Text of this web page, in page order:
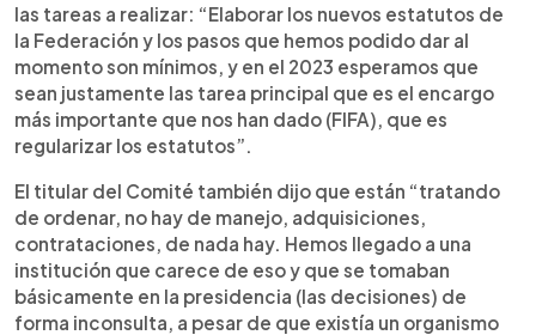
las tareas a realizar: “Elaborar los nuevos estatutos de
la Federación y los pasos que hemos podido dar al
momento son mínimos, y en el 2023 esperamos que
sean justamente las tarea principal que es el encargo
más importante que nos han dado (FIFA), que es
regularizar los estatutos”.
El titular del Comité también dijo que están “tratando
de ordenar, no hay de manejo, adquisiciones,
contrataciones, de nada hay. Hemos llegado a una
institución que carece de eso y que se tomaban
básicamente en la presidencia (las decisiones) de
forma inconsulta, a pesar de que existía un organismo